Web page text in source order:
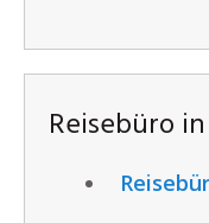
Reisebüro